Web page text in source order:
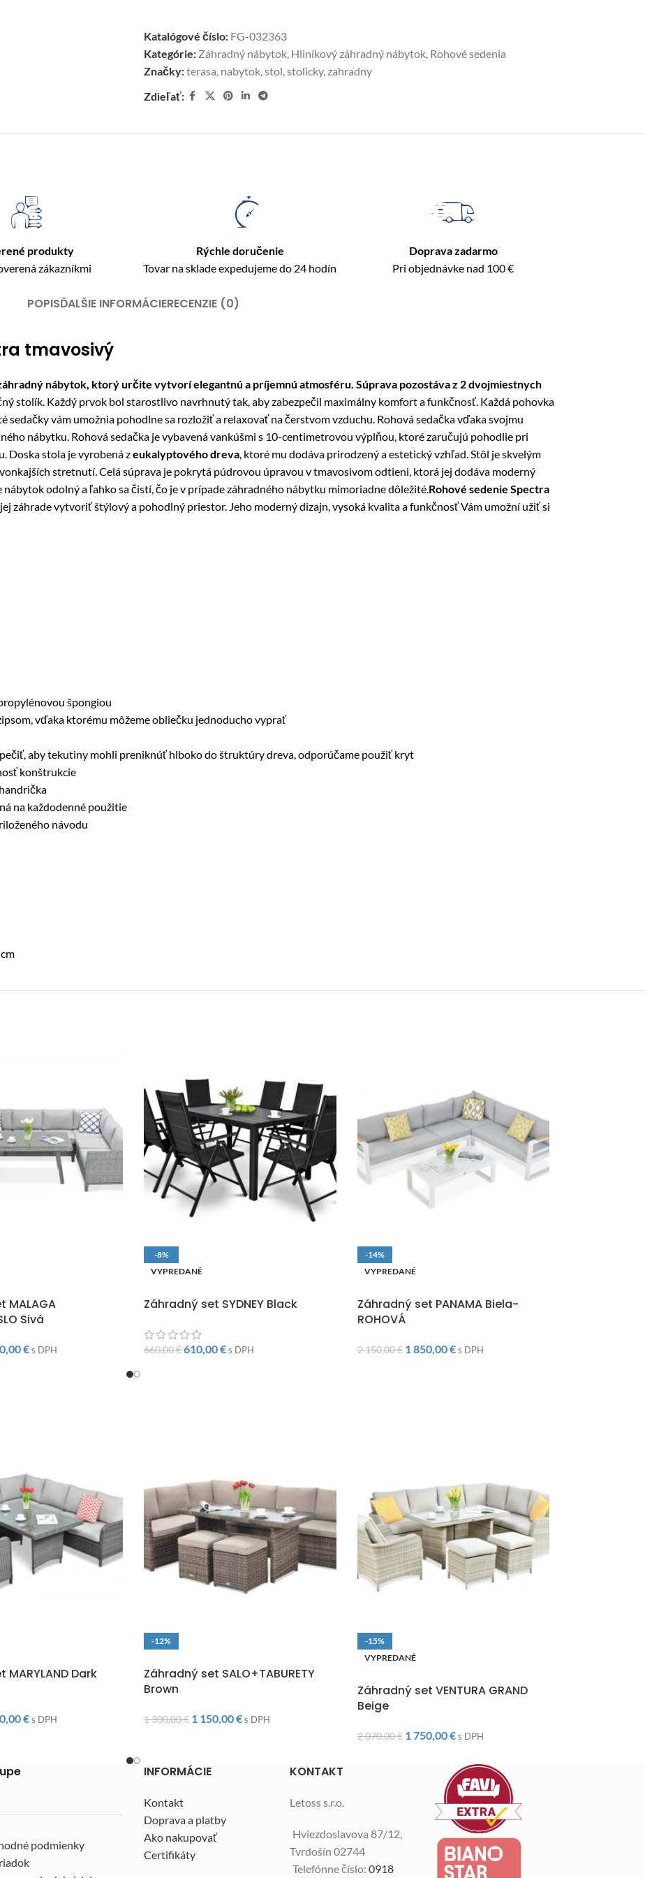
Katalógové číslo: FG-032363
Kategórie: Záhradný nábytok, Hliníkový záhradný nábytok, Rohové sedenia
Značky:terasa, nabytok,stol,stolicky,zahradny
Zdieľať:
produkty
zákazníkmi
Rýchle doručenie
Tovar na sklade expedujeme do 24 hodín
Doprava zadarmo
Pri objednávke nad 100 €
POPISĎALŠIE INFORMÁCIERECENZIE (0)
tmavosivý
nábytok, ktorý určite vytvorí elegantnú a príjemnú atmosféru. Súprava pozostáva z 2 dvojmiestnych
stolík. Každý prvok bol starostlivo navrhnutý tak, aby zabezpečil maximálny komfort a funkčnosť. Každá pohovka
vám umožnia pohodlne sa rozložiť a relaxovať na čerstvom vzduchu. Rohová sedačka vďaka svojmu
nábytku. Rohová sedačka je vybavená vankúšmi s 10-centimetrovou výplňou, ktoré zaručujú pohodlie pri
Doska stola je vyrobená zeukalyptového dreva, ktoré mu dodáva prirodzený a estetický vzhľad. Stôl je skvelým
stretnutí. Celá súprava je pokrytá púdrovou úpravou v tmavosivom odtieni, ktorá jej dodáva moderný
odolný a ľahko sa čistí, čo je v prípade záhradného nábytku mimoriadne dôležité.Rohové sedenie Spectra
záhrade vytvoriť štýlový a pohodlný priestor. Jeho moderný dizajn, vysoká kvalita a funkčnosť Vám umožní užiť si
špongiou
vďaka ktorému môžeme obliečku jednoducho vyprať
aby tekutiny mohli preniknúť hlboko do štruktúry dreva, odporúčame použiť kryt
konštrukcie
na každodenné použitie
návodu
MALAGA
Sivá
€ s DPH
-8%
VYPREDANÉ
Záhradný set SYDNEY Black
660,00€610,00€s DPH
-14%
VYPREDANÉ
Záhradný set PANAMA Biela-
ROHOVÁ
2 150,00€ 1 850,00€ s DPH
Dark
€ s DPH
-12%
Záhradný set SALO+TABURETY
Brown
1 300,00€ 1 150,00€s DPH
-15%
VYPREDANÉ
Záhradný set VENTURA GRAND
Beige
2 070,00€ 1 750,00€ s DPH
podmienky
INFORMÁCIE
Kontakt
Doprava a platby
Ako nakupovať
Certifikáty
KONTAKT
Letoss s.r.o.
Hviezdoslavova 87/12,
Tvrdošín 02744
Telefónne číslo: 0918